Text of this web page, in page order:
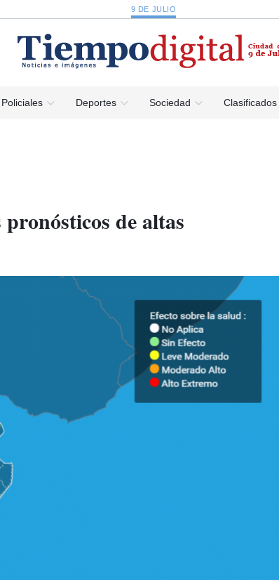
9 DE JULIO
Policiales Deportes Sociedad Clasificados
de altas